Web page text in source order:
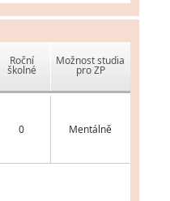
Roční
školné
Možnost studia
pro ZP
0 Mentálně